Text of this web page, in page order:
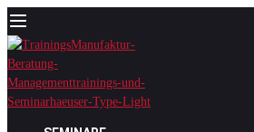
Zum
Inhalt
springen